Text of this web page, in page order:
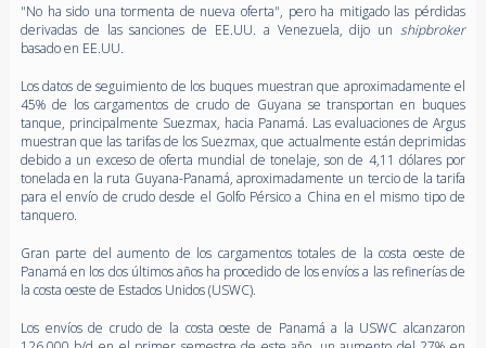
"No ha sido una tormenta de nueva oferta", pero ha mitigado las pérdidas
derivadas de las sanciones de EE.UU. a Venezuela, dijo un shipbroker
basado en EE.UU.
Los datos de seguimiento de los buques muestran que aproximadamente el
45% de los cargamentos de crudo de Guyana se transportan en buques
tanque, principalmente Suezmax, hacia Panamá. Las evaluaciones de Argus
muestran que las tarifas de los Suezmax, que actualmente están deprimidas
debido a un exceso de oferta mundial de tonelaje, son de 4,11 dólares por
tonelada en la ruta Guyana-Panamá, aproximadamente un tercio de la tarifa
para el envío de crudo desde el Golfo Pérsico a China en el mismo tipo de
tanquero.
Gran parte del aumento de los cargamentos totales de la costa oeste de
Panamá en los dos últimos años ha procedido de los envíos a las refinerías de
la costa oeste de Estados Unidos (USWC).
Los envíos de crudo de la costa oeste de Panamá a la USWC alcanzaron